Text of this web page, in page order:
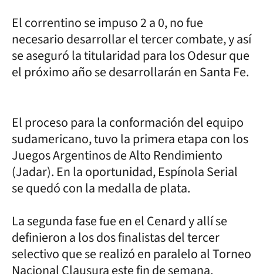
El correntino se impuso 2 a 0, no fue
necesario desarrollar el tercer combate, y así
se aseguró la titularidad para los Odesur que
el próximo año se desarrollarán en Santa Fe.
El proceso para la conformación del equipo
sudamericano, tuvo la primera etapa con los
Juegos Argentinos de Alto Rendimiento
(Jadar). En la oportunidad, Espínola Serial
se quedó con la medalla de plata.
La segunda fase fue en el Cenard y allí se
definieron a los dos finalistas del tercer
selectivo que se realizó en paralelo al Torneo